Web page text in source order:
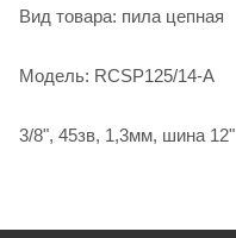
Вид товара: пила цепная
Модель: RCSP125/14-A
3/8", 45зв, 1,3мм, шина 12"